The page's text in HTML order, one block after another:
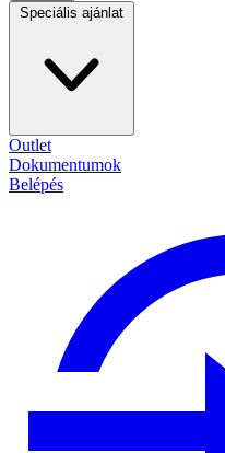
Speciális ajánlat
Outlet
Dokumentumok
Belépés